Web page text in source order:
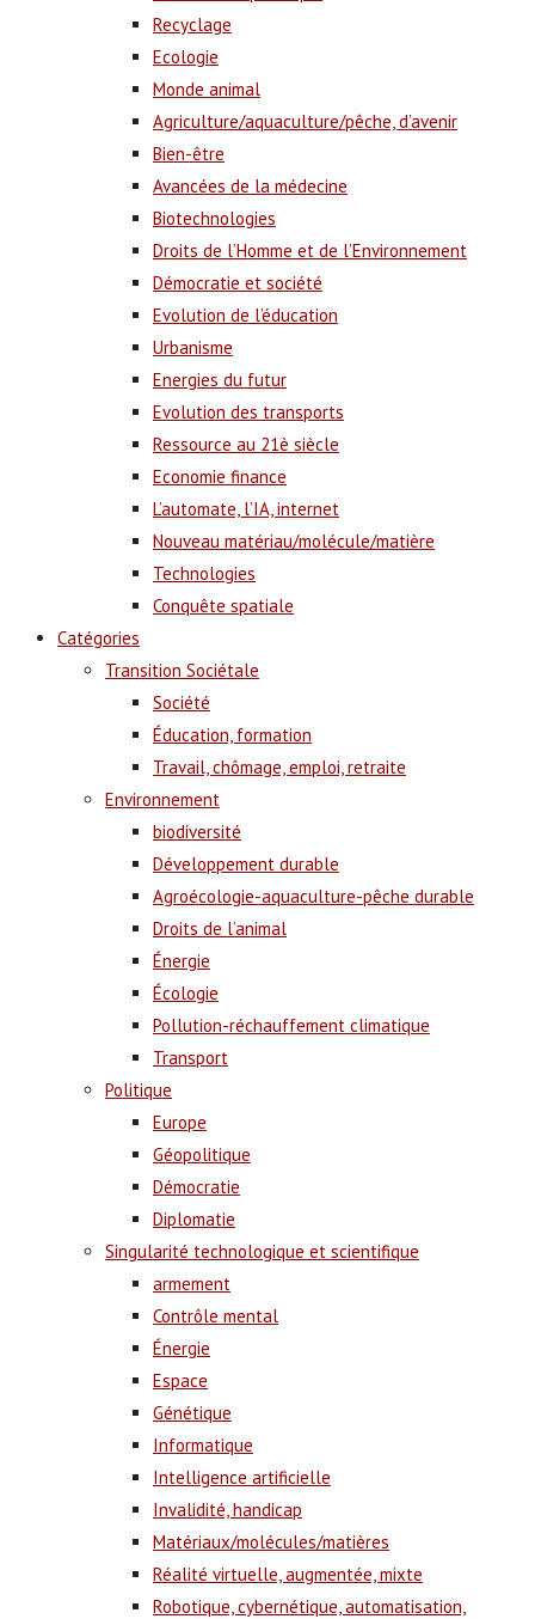
Recyclage
Ecologie
Monde animal
Agriculture/aquaculture/pêche, d’avenir
Bien-être
Avancées de la médecine
Biotechnologies
Droits de l’Homme et de l’Environnement
Démocratie et société
Evolution de l’éducation
Urbanisme
Energies du futur
Evolution des transports
Ressource au 21è siècle
Economie finance
L’automate, l’IA, internet
Nouveau matériau/molécule/matière
Technologies
Conquête spatiale
Catégories
Transition Sociétale
Société
Éducation, formation
Travail, chômage, emploi, retraite
Environnement
biodiversité
Développement durable
Agroécologie-aquaculture-pêche durable
Droits de l’animal
Énergie
Écologie
Pollution-réchauffement climatique
Transport
Politique
Europe
Géopolitique
Démocratie
Diplomatie
Singularité technologique et scientifique
armement
Contrôle mental
Énergie
Espace
Génétique
Informatique
Intelligence artificielle
Invalidité, handicap
Matériaux/molécules/matières
Réalité virtuelle, augmentée, mixte
Robotique, cybernétique, automatisation,